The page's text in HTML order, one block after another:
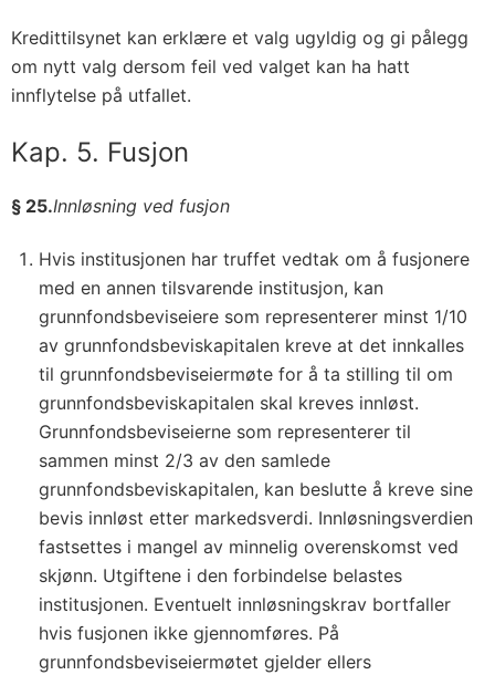
Kredittilsynet kan erklære et valg ugyldig og gi pålegg
om nytt valg dersom feil ved valget kan ha hatt
innflytelse på utfallet.
Kap. 5. Fusjon
§ 25.Innløsning ved fusjon
Hvis institusjonen har truffet vedtak om å fusjonere
med en annen tilsvarende institusjon, kan
grunnfondsbeviseiere som representerer minst 1/10
av grunnfondsbeviskapitalen kreve at det innkalles
til grunnfondsbeviseiermøte for å ta stilling til om
grunnfondsbeviskapitalen skal kreves innløst.
Grunnfondsbeviseierne som representerer til
sammen minst 2/3 av den samlede
grunnfondsbeviskapitalen, kan beslutte å kreve sine
bevis innløst etter markedsverdi. Innløsningsverdien
fastsettes i mangel av minnelig overenskomst ved
skjønn. Utgiftene i den forbindelse belastes
institusjonen. Eventuelt innløsningskrav bortfaller
hvis fusjonen ikke gjennomføres. På
grunnfondsbeviseiermøtet gjelder ellers